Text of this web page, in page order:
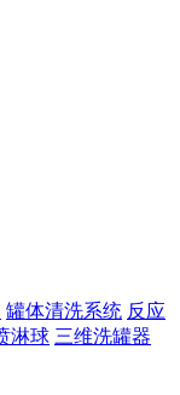
罐体清洗系统 反应
淋球 三维洗罐器